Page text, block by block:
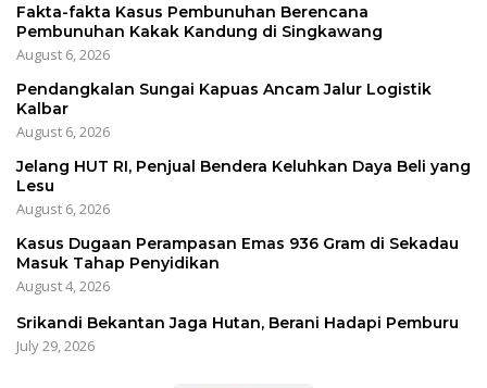
Fakta-fakta Kasus Pembunuhan Berencana
Pembunuhan Kakak Kandung di Singkawang
August 6, 2026
Pendangkalan Sungai Kapuas Ancam Jalur Logistik
Kalbar
August 6, 2026
Jelang HUT RI, Penjual Bendera Keluhkan Daya Beli yang
Lesu
August 6, 2026
Kasus Dugaan Perampasan Emas 936 Gram di Sekadau
Masuk Tahap Penyidikan
August 4, 2026
Srikandi Bekantan Jaga Hutan, Berani Hadapi Pemburu
July 29, 2026